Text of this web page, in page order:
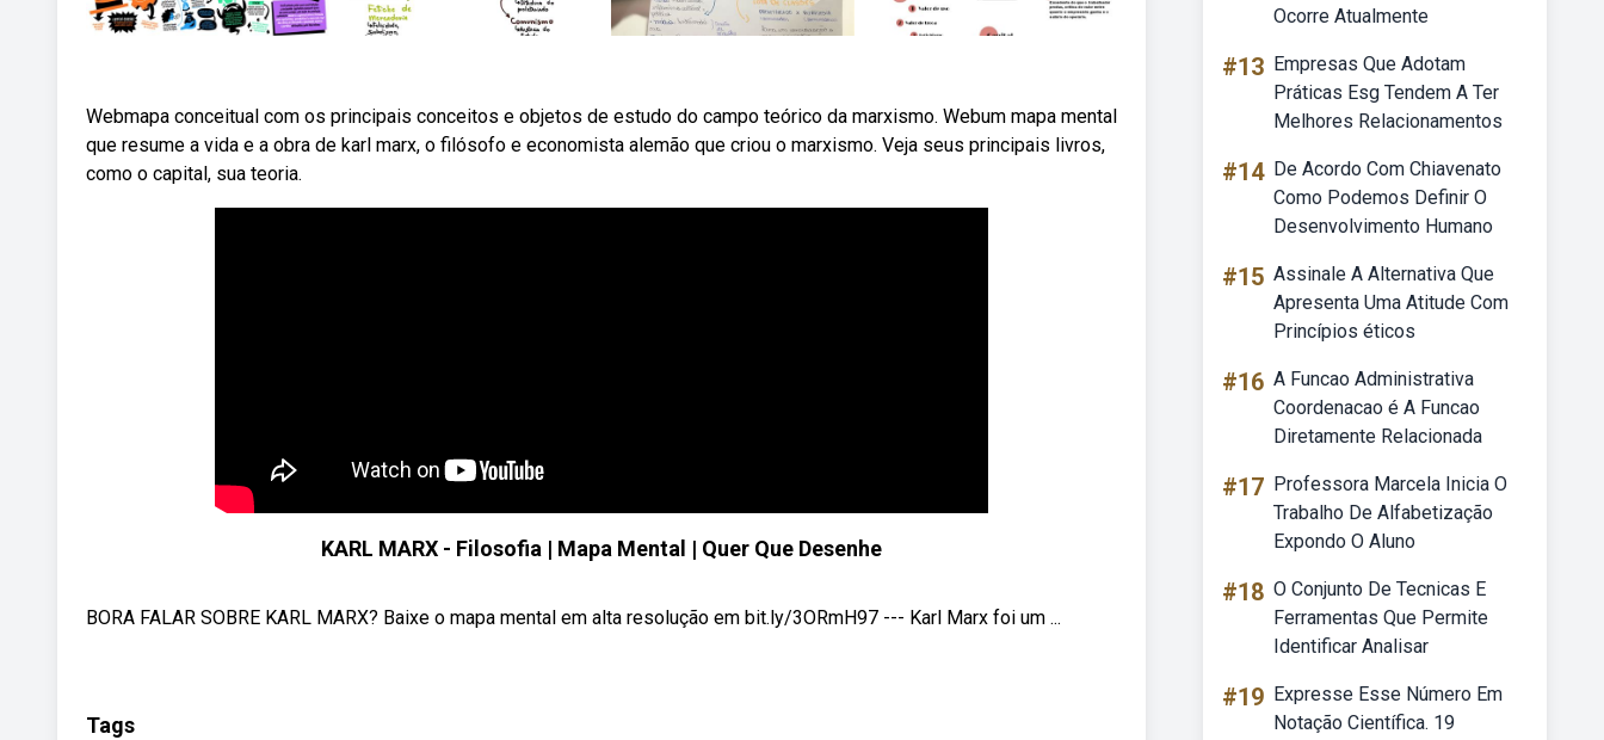
Webmapa conceitual com os principais conceitos e objetos de estudo do campo teórico da marxismo. Webum mapa mental
que resume a vida e a obra de karl marx, o filósofo e economista alemão que criou o marxismo. Veja seus principais livros,
como o capital, sua teoria.
KARL MARX - Filosofia | Mapa Mental | Quer Que Desenhe
BORA FALAR SOBRE KARL MARX? Baixe o mapa mental em alta resolução em bit.ly/3ORmH97 --- Karl Marx foi um ...
Tags
Ocorre Atualmente
#13 Empresas Que Adotam
Práticas Esg Tendem A Ter
Melhores Relacionamentos
#14 De Acordo Com Chiavenato
Como Podemos Definir O
Desenvolvimento Humano
#15 Assinale A Alternativa Que
Apresenta Uma Atitude Com
Princípios éticos
#16 A Funcao Administrativa
Coordenacao é A Funcao
Diretamente Relacionada
#17 Professora Marcela Inicia O
Trabalho De Alfabetização
Expondo O Aluno
#18 O Conjunto De Tecnicas E
Ferramentas Que Permite
Identificar Analisar
#19 Expresse Esse Número Em
Notação Científica. 19